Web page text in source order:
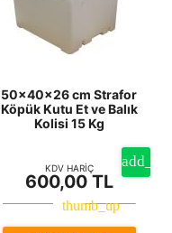
50x40x26 cm Strafor
Köpük Kutu Et ve Balık
Kolisi 15 Kg
KDV HARİÇ
600,00 TL